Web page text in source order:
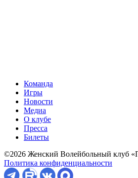
Команда
Игры
Новости
Медиа
О клубе
Пресса
Билеты
©2026 Женский Волейбольный клуб
Политика конфиденциальности